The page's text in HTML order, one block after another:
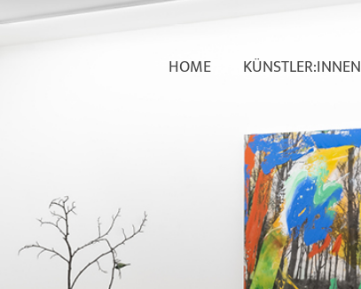
HOME KÜNSTLER:INNEN